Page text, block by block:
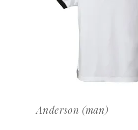
Anderson (man)